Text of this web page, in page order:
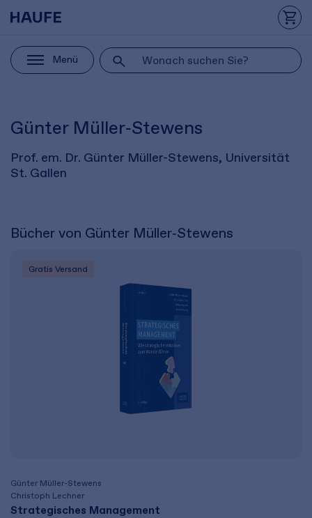
Menü
Günter Müller‑Stewens
Prof. em. Dr. Günter Müller-Stewens, Universität
St. Gallen
Bücher von Günter Müller‑Stewens
Gratis Versand
Günter Müller-Stewens
Christoph Lechner
Strategisches Management